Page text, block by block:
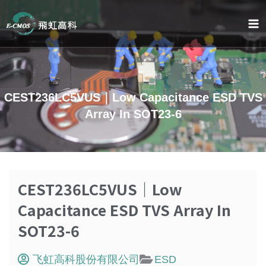
内
容
CEST236LC5VUS｜Low Capacitance ESD TVS
Array In SOT23-6
CEST236LC5VUS｜Low
Capacitance ESD TVS Array In
SOT23-6
飞虹高科股份有限公司 ESD